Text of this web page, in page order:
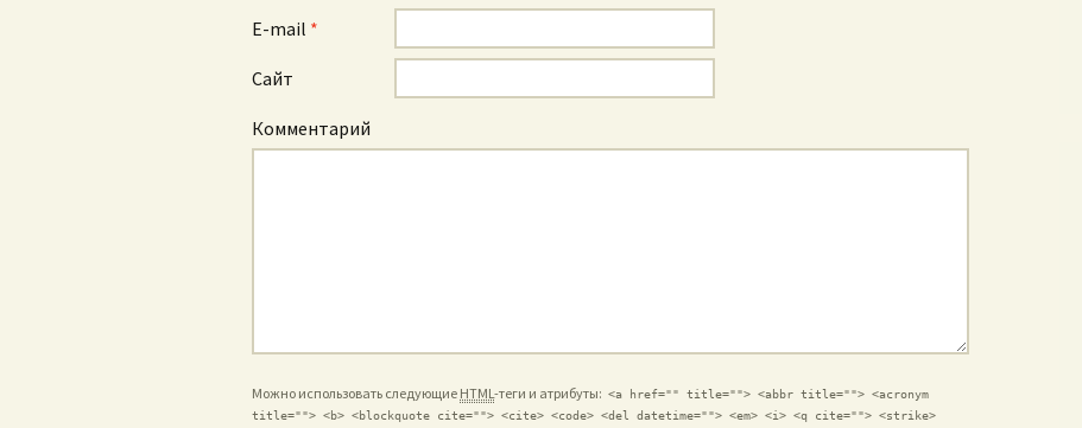
E-mail *
Сайт
Комментарий
Можно использовать следующие HTML-теги и атрибуты: <a href="" title=""> <abbr title=""> <acronym
title=""> <b> <blockquote cite=""> <cite> <code> <del datetime=""> <em> <i> <q cite=""> <strike>